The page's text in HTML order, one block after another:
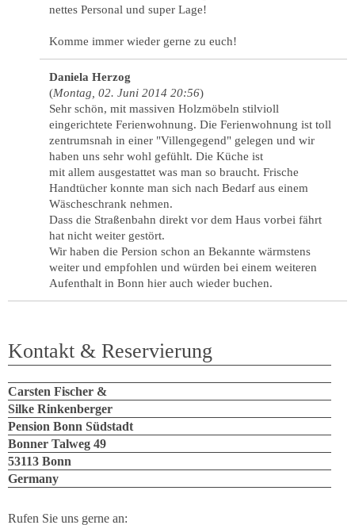
nettes Personal und super Lage!
Komme immer wieder gerne zu euch!
Daniela Herzog
(Montag, 02. Juni 2014 20:56)
Sehr schön, mit massiven Holzmöbeln stilvioll
eingerichtete Ferienwohnung. Die Ferienwohnung ist toll
zentrumsnah in einer "Villengegend" gelegen und wir
haben uns sehr wohl gefühlt. Die Küche ist
mit allem ausgestattet was man so braucht. Frische
Handtücher konnte man sich nach Bedarf aus einem
Wäscheschrank nehmen.
Dass die Straßenbahn direkt vor dem Haus vorbei fährt
hat nicht weiter gestört.
Wir haben die Persion schon an Bekannte wärmstens
weiter und empfohlen und würden bei einem weiteren
Aufenthalt in Bonn hier auch wieder buchen.
Kontakt & Reservierung
Carsten Fischer &
Silke Rinkenberger
Pension Bonn Südstadt
Bonner Talweg 49
53113 Bonn
Germany
Rufen Sie uns gerne an: